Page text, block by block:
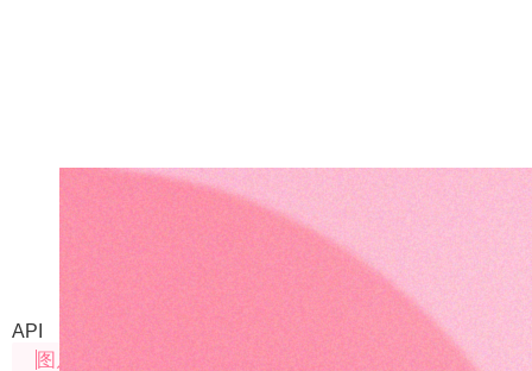
Qwen-Image-Layered（图
将图像分解为多个 RGBA 图层的模型，赋予图像内在可
API
图片处理